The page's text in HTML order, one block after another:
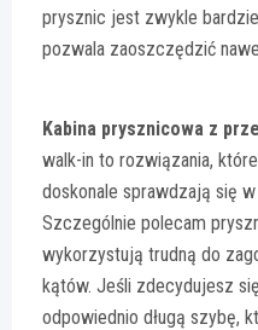
prysznic jest zwykle
pozwala zaoszczędzić
Kabina prysznicowa z
walk-in to rozwiązania,
doskonale sprawdzają się
Szczególnie polecam
wykorzystują trudną do
kątów. Jeśli zdecydujesz
odpowiednio długą szybę,